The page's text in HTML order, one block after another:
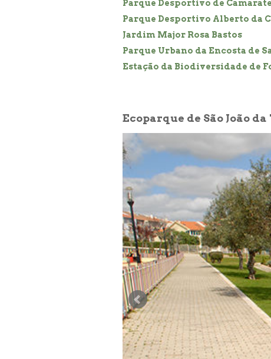
Parque Desportivo de Camarate
Parque Desportivo Alberto da
Jardim Major Rosa Bastos
Parque Urbano da Encosta de
Estação da Biodiversidade de
Ecoparque de São João da